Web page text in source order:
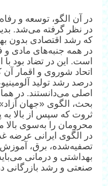
در آن الگو، توسعه و
در نظر گرفته می‌شد.
که رشد اقتصادی بدون
در همه جنبه‌های مادی
است. این در تضاد بود با
اتحاد شوروی و اقمار آن
درصد رشد تولید
اصلی می‌دانستند. در
بحث، الگوی «جهان
ثروت که سپس از بالا به
محرومان را به‌سوی
در الگوی ایرانی عرضه
تصفیه‌شده، برق،
بهداشتی و درمانی
صنعتی و رشد بازرگانی